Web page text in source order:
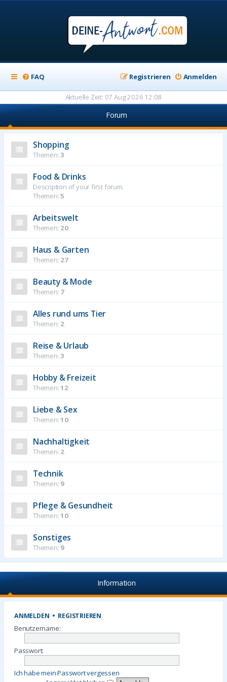
FAQ Anmelden
Registrieren
Aktuelle Zeit: 07 Aug 2026 12:08
Forum
Shopping
Themen:3
Food & Drinks
Description of your first forum.
Themen:5
Arbeitswelt
Themen: 20
Haus & Garten
Themen: 27
Beauty & Mode
Themen: 7
Alles rund ums Tier
Themen: 2
Reise & Urlaub
Themen:3
Hobby & Freizeit
Themen:12
Liebe & Sex
Themen:10
Nachhaltigkeit
Themen: 2
Technik
Themen: 9
Pflege & Gesundheit
Themen:10
Sonstiges
Themen: 9
Information
ANMELDEN • REGISTRIEREN
Benutzername:
Passwort:
Ich habe mein Passwort vergessen